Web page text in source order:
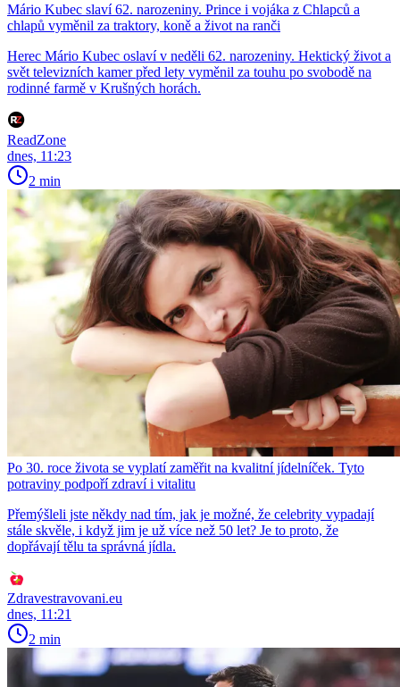
Mário Kubec slaví 62. narozeniny. Prince i vojáka z Chlapců a
chlapů vyměnil za traktory, koně a život na ranči
Herec Mário Kubec oslaví v neděli 62. narozeniny. Hektický život a
svět televizních kamer před lety vyměnil za touhu po svobodě na
rodinné farmě v Krušných horách.
ReadZone
dnes, 11:23
2 min
Po 30. roce života se vyplatí zaměřit na kvalitní jídelníček. Tyto
potraviny podpoří zdraví i vitalitu
Přemýšleli jste někdy nad tím, jak je možné, že celebrity vypadají
stále skvěle, i když jim je už více než 50 let? Je to proto, že
dopřávají tělu ta správná jídla.
Zdravestravovani.eu
dnes, 11:21
2 min